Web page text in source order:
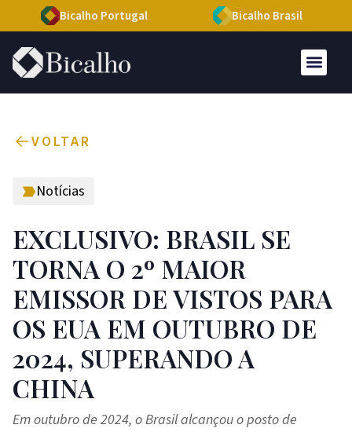
Bicalho Portugal Bicalho Brasil
VOLTAR
Notícias
EXCLUSIVO: BRASIL SE
TORNA O 2º MAIOR
EMISSOR DE VISTOS PARA
OS EUA EM OUTUBRO DE
2024, SUPERANDO A
CHINA
Em outubro de 2024, o Brasil alcançou o posto de